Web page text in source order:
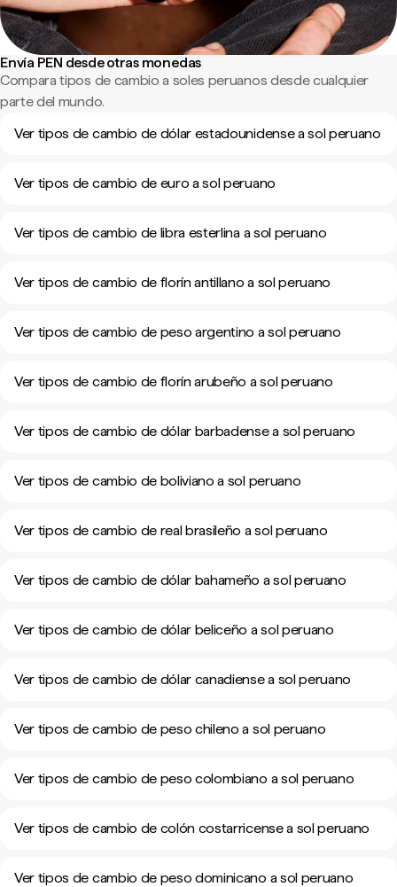
Envía PEN desde otras monedas
Compara tipos de cambio a soles peruanos desde cualquier
parte del mundo.
Ver tipos de cambio de dólar estadounidense a sol peruano
Ver tipos de cambio de euro a sol peruano
Ver tipos de cambio de libra esterlina a sol peruano
Ver tipos de cambio de florín antillano a sol peruano
Ver tipos de cambio de peso argentino a sol peruano
Ver tipos de cambio de florín arubeño a sol peruano
Ver tipos de cambio de dólar barbadense a sol peruano
Ver tipos de cambio de boliviano a sol peruano
Ver tipos de cambio de real brasileño a sol peruano
Ver tipos de cambio de dólar bahameño a sol peruano
Ver tipos de cambio de dólar beliceño a sol peruano
Ver tipos de cambio de dólar canadiense a sol peruano
Ver tipos de cambio de peso chileno a sol peruano
Ver tipos de cambio de peso colombiano a sol peruano
Ver tipos de cambio de colón costarricense a sol peruano
Ver tipos de cambio de peso dominicano a sol peruano